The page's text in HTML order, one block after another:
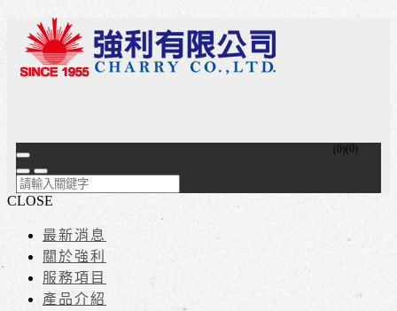
(0)(0)
CLOSE
最新消息
關於強利
服務項目
產品介紹